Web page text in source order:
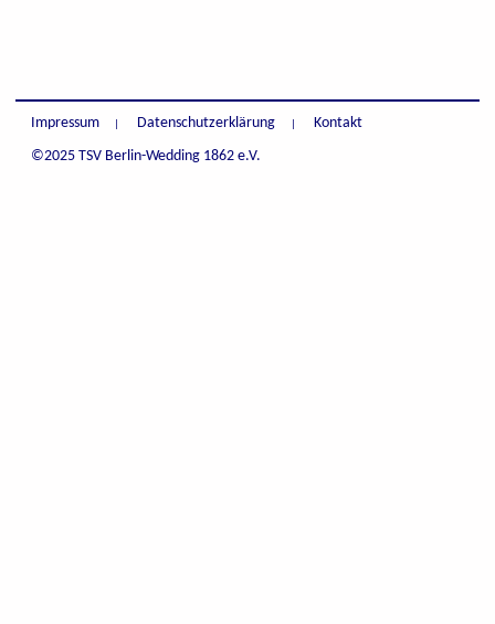
Impressum Datenschutzerklärung Kontakt
©2025 TSV Berlin-Wedding 1862 e.V.